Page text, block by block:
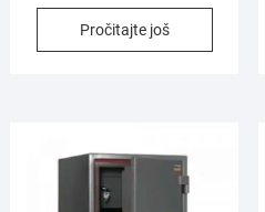
Pročitajte još